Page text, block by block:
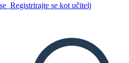
Registrirajte se kot učitelj
SNEMALNO KNJIGO